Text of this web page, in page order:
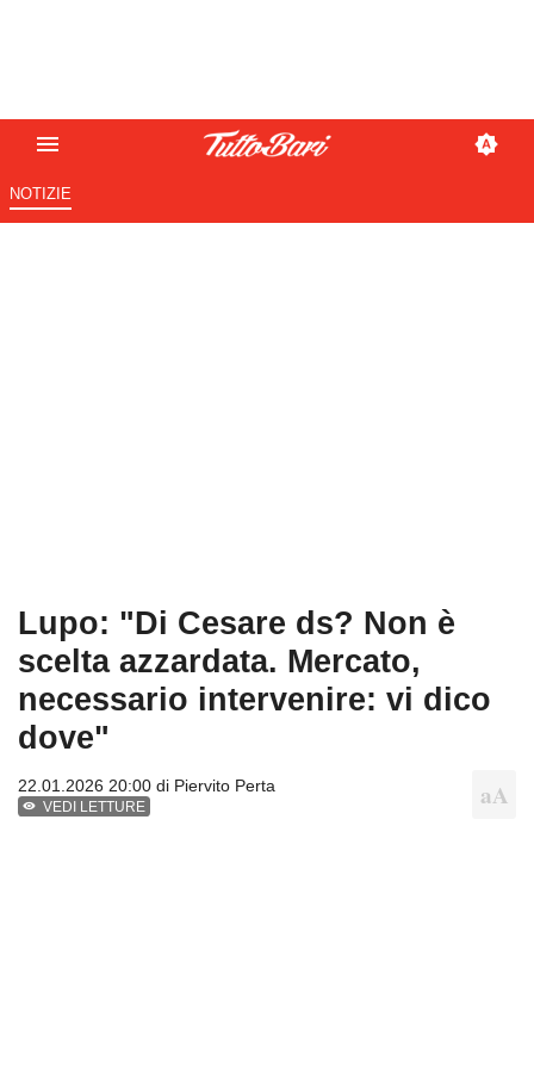
NOTIZIE
Lupo: "Di Cesare ds? Non è
scelta azzardata. Mercato,
necessario intervenire: vi dico
dove"
22.01.2026 20:00 di Piervito Perta
VEDI LETTURE